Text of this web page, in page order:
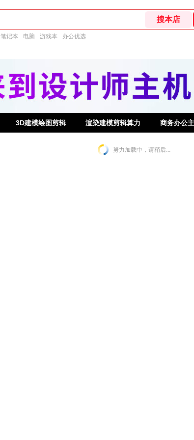
笔记本 电脑 游戏本 办公优选
3D建模绘图剪辑 渲染建模剪辑算力 商务办公
努力加载中，请稍后...